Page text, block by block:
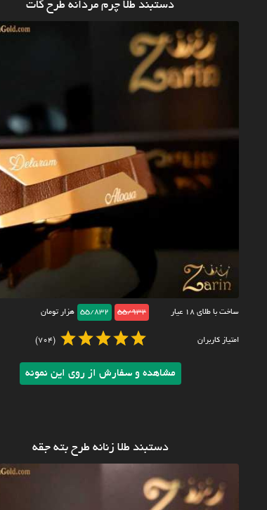
دستبند طلا چرم مردانه طرح کات
ساخت با طلای ۱۸ عیار 55/932
55/832 هزار تومان
امتیاز کاربران (704)
مشاهده و سفارش از روی این نمونه
دستبند طلا زنانه طرح بته جقه